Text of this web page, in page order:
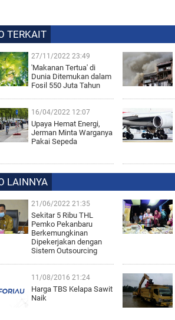
TERKAIT
27/11/2022 23:49
'Makanan Tertua' di
Dunia Ditemukan dalam
Fosil 550 Juta Tahun
16/04/2022 12:07
Upaya Hemat Energi,
Jerman Minta Warganya
Pakai Sepeda
LAINNYA
21/06/2022 21:35
Sekitar 5 Ribu THL
Pemko Pekanbaru
Berkemungkinan
Dipekerjakan dengan
Sistem Outsourcing
11/08/2016 21:24
Harga TBS Kelapa Sawit
Naik